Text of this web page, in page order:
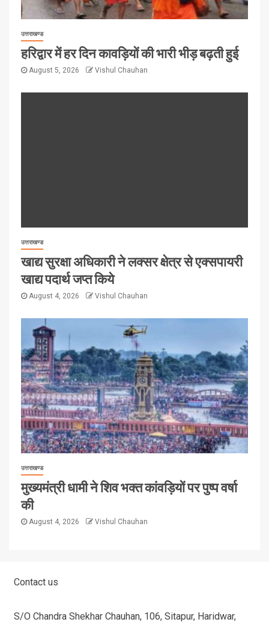
उत्तराखण्ड
हरिद्वार में हर दिन कावड़ियों की भारी भीड़ बढ़ती हुई
August 5, 2026 Vishul Chauhan
उत्तराखण्ड
खाद्य सुरक्षा अधिकारी ने लक्सर क्षेत्र से एक्सपायरी
खाद्य पदार्थ जप्त किये
August 4, 2026 Vishul Chauhan
उत्तराखण्ड
मुख्यमंत्री धामी ने शिव भक्त कांवड़ियों पर पुष्प वर्षा
की
August 4, 2026 Vishul Chauhan
Contact us
S/O Chandra Shekhar Chauhan, 106, Sitapur, Haridwar,